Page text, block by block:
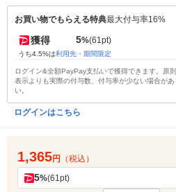
お買い物でもらえる特典最大付与率16%
獲得 5%(61pt)
うち4.5%は利用先・期間限定
ログイン&全額PayPay支払いで獲得できます。原
表示よりも実際の付与数、付与率が少ない場合が
い。
ログインはこちら
1,365円 （税込）
5%(61pt)